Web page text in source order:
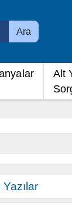
Ara
Alt